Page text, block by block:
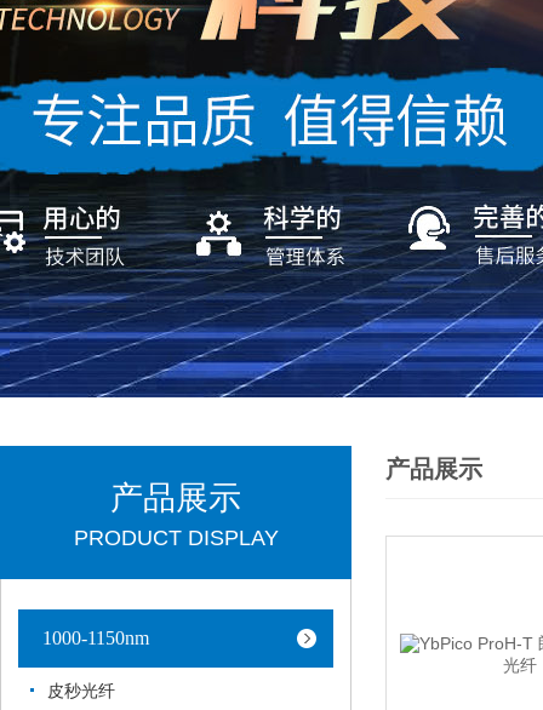
产品展示
PRODUCT DISPLAY
1000-1150nm
皮秒光纤
产品展示